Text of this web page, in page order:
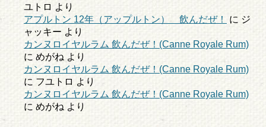
ユトロ より
アプルトン 12年（アップルトン） 飲んだぜ！
に ジ
ャッキー より
カンヌロイヤルラム 飲んだぜ！(Canne Royale Rum)
に めがね より
カンヌロイヤルラム 飲んだぜ！(Canne Royale Rum)
に フユトロ より
カンヌロイヤルラム 飲んだぜ！(Canne Royale Rum)
に めがね より